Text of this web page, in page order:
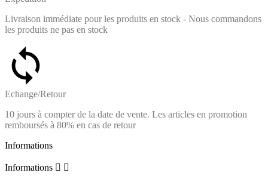
Livraison immédiate pour les produits en stock - Nous commandons
les produits ne pas en stock
Echange/Retour
10 jours à compter de la date de vente. Les articles en promotion
remboursés à 80% en cas de retour
Informations
Informations  